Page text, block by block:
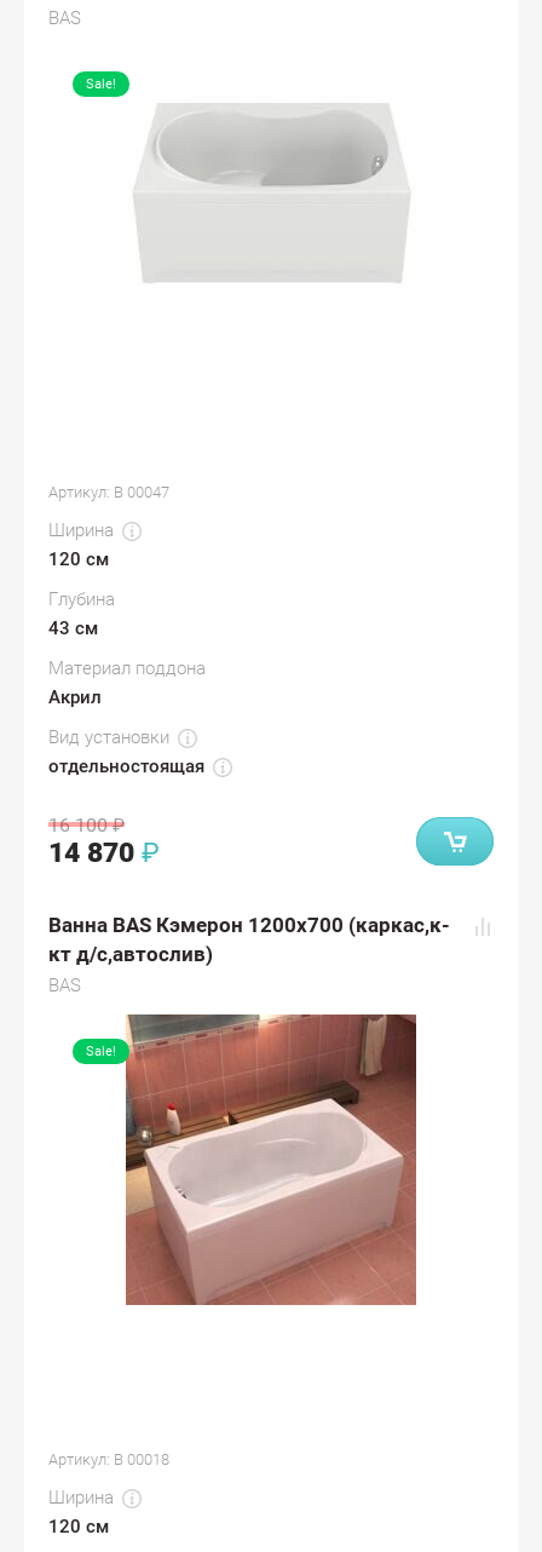
BAS
Sale!
Артикул: В 00047
Ширина
120 см
Глубина
43 см
Материал поддона
Акрил
Вид установки
отдельностоящая
16 100 ₽
14 870 ₽
Ванна BAS Кэмерон 1200х700 (каркас,к-
кт д/с,автослив)
BAS
Sale!
Артикул: В 00018
Ширина
120 см